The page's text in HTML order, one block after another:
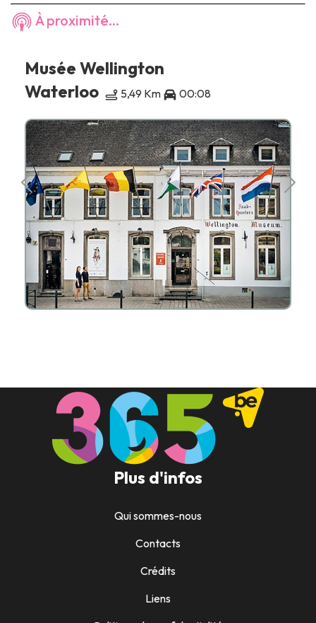
À proximité...
Musée Wellington
Waterloo
5,49 Km 00:08
Plus d'infos
Qui sommes-nous
Contacts
Crédits
Liens